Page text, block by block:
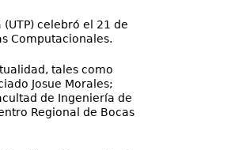
celebró el 21 de
Computacionales.
tales como
Josue Morales;
de Ingeniería de
Regional de Bocas